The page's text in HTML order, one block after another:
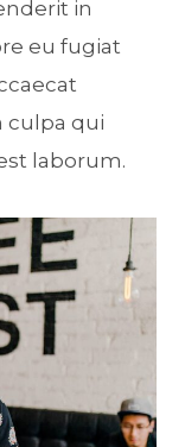
in
eu fugiat
culpa qui
laborum.